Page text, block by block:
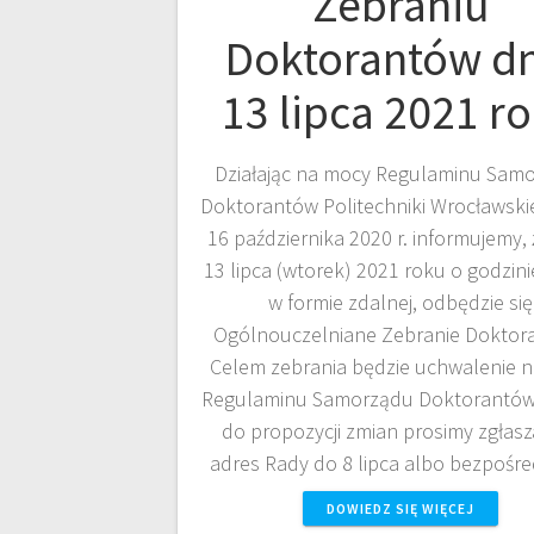
Doktorantów
13 lipca 2021
Działając na mocy Regulaminu
Doktorantów Politechniki
16 października 2020 r. informujemy,
13 lipca (wtorek) 2021 roku o
w formie zdalnej, odbędzie się
Ogólnouczelniane Zebranie
Celem zebrania będzie uchwalenie
Regulaminu Samorządu
do propozycji zmian prosimy
adres Rady do 8 lipca albo
DOWIEDZ SIĘ WIĘCEJ